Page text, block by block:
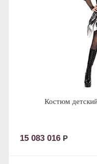
Костюм
15 083 016 Р